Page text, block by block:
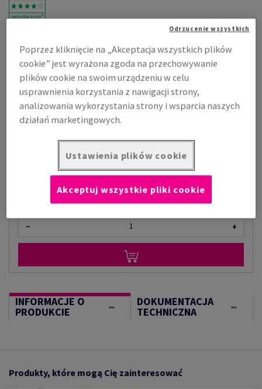
Ecco book, 73,5%, cream, pulchny, 2.00, mechaniczny, 70g/m2,
520mm, LG, Średnica roli: 1000mm, Średnica gilzy: 76mm
Zobacz dane techniczne
Cena z uwzględnieniem VAT
7,49 zł
W MAGAZYNIE
kilogram
− +
INFORMACJE O
PRODUKCIE
DOKUMENTACJA
TECHNICZNA
Produkty, które mogą Cię zainteresować
Poprzez kliknięcie na „Akceptacja wszystkich plików
cookie” jest wyrażona zgoda na przechowywanie
plików cookie na swoim urządzeniu w celu
usprawnienia korzystania z nawigacji strony,
analizowania wykorzystania strony i wsparcia naszych
działań marketingowych.
Ustawienia plików cookie
Odrzucenie wszystkich
Akceptuj wszystkie pliki cookie